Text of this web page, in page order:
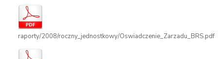
raporty/2008/roczny_jednostkowy/Oswiadczenie_Zarzadu_BRS.pdf